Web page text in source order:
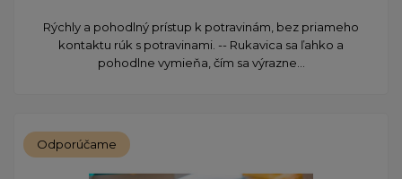
Rýchly a pohodlný prístup k potravinám, bez priameho
kontaktu rúk s potravinami. -- Rukavica sa ľahko a
pohodlne vymieňa, čím sa výrazne...
Odporúčame